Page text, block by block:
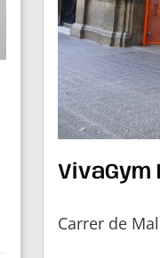
VivaGym
Carrer de